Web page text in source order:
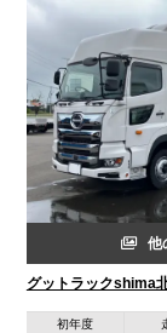
他
グットラックshima
初年度